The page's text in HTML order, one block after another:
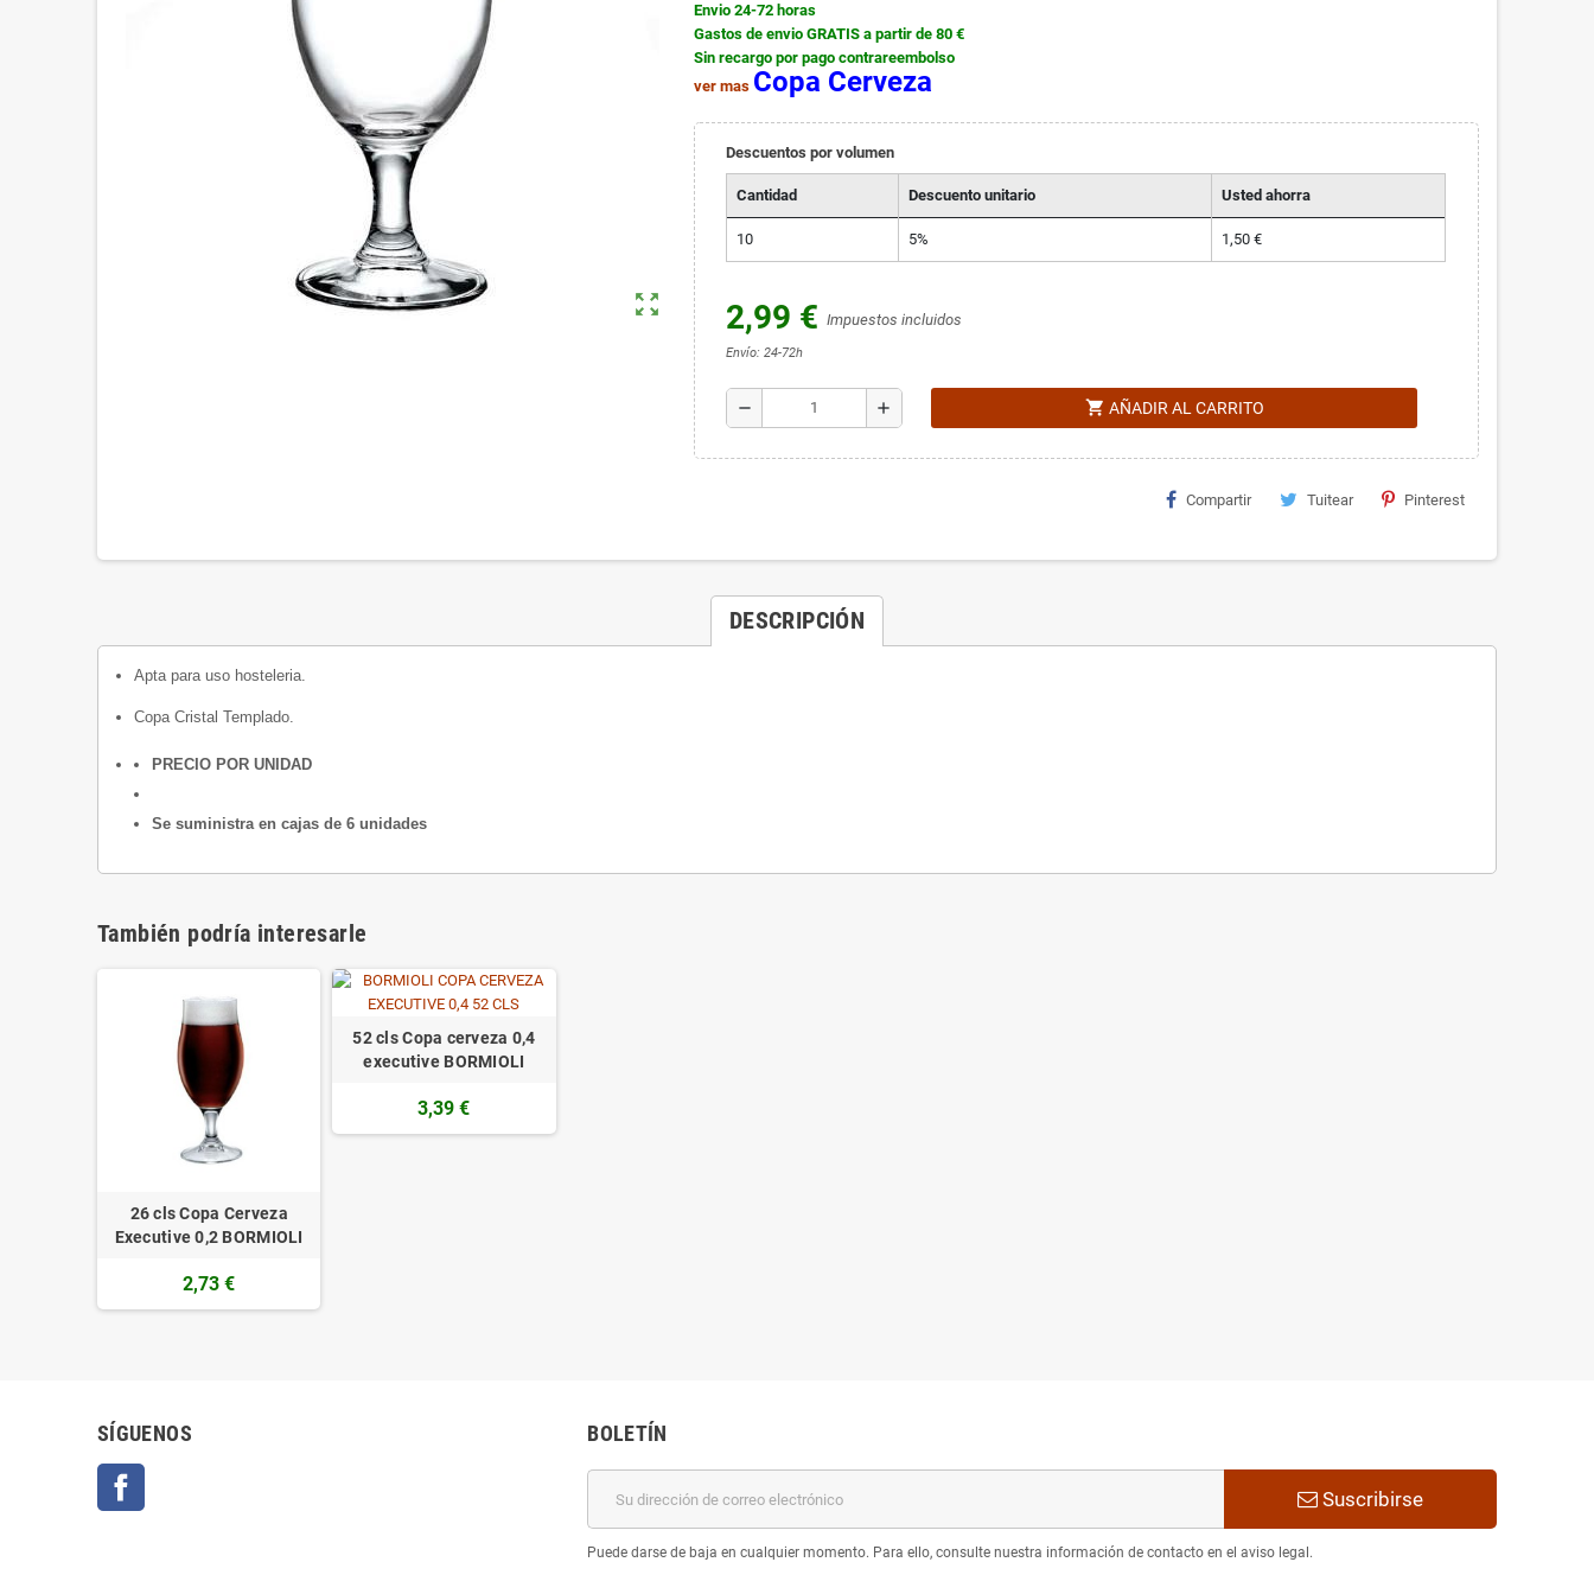
zoom_out_map
Envio 24-72 horas
Gastos de envio GRATIS a partir de 80 €
Sin recargo por pago contrareembolso
ver mas Copa Cerveza
Descuentos por volumen
Cantidad Descuento unitario Usted ahorra
10 5% 1,50 €
2,99 € Impuestos incluidos
Envío: 24-72h
remove add shopping_cart AÑADIR AL CARRITO
Compartir Tuitear Pinterest
DESCRIPCIÓN
Apta para uso hosteleria.
Copa Cristal Templado.
PRECIO POR UNIDAD
Se suministra en cajas de 6 unidades
También podría interesarle
26 cls Copa Cerveza
Executive 0,2 BORMIOLI
2,73 €
52 cls Copa cerveza 0,4
executive BORMIOLI
3,39 €
SÍGUENOS BOLETÍN
Suscribirse
Puede darse de baja en cualquier momento. Para ello, consulte nuestra información de contacto en el aviso legal.